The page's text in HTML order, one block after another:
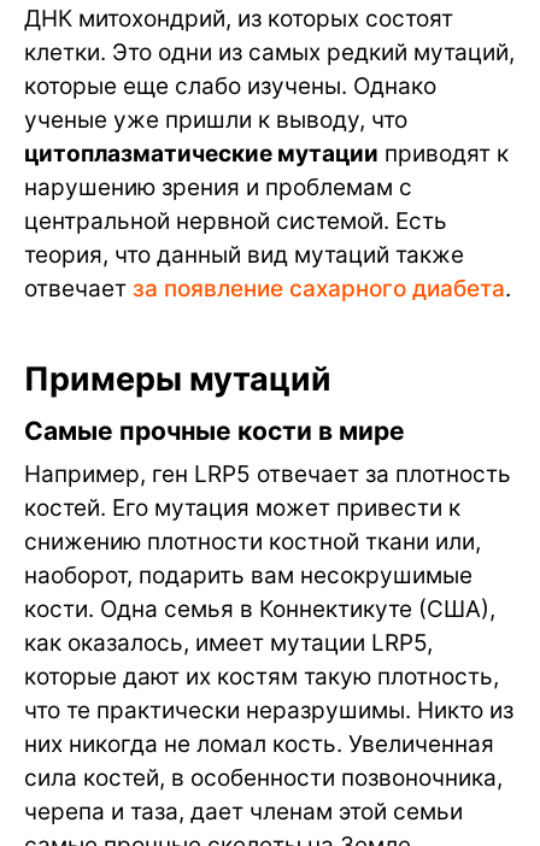
ДНК митохондрий, из которых состоят
клетки. Это одни из самых редкий мутаций,
которые еще слабо изучены. Однако
ученые уже пришли к выводу, что
цитоплазматические мутации приводят к
нарушению зрения и проблемам с
центральной нервной системой. Есть
теория, что данный вид мутаций также
отвечает за появление сахарного диабета.
Примеры мутаций
Самые прочные кости в мире
Например, ген LRP5 отвечает за плотность
костей. Его мутация может привести к
снижению плотности костной ткани или,
наоборот, подарить вам несокрушимые
кости. Одна семья в Коннектикуте (США),
как оказалось, имеет мутации LRP5,
которые дают их костям такую плотность,
что те практически неразрушимы. Никто из
них никогда не ломал кость. Увеличенная
сила костей, в особенности позвоночника,
черепа и таза, дает членам этой семьи